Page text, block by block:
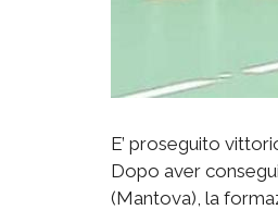
E’ proseguito
Dopo aver
(Mantova), la